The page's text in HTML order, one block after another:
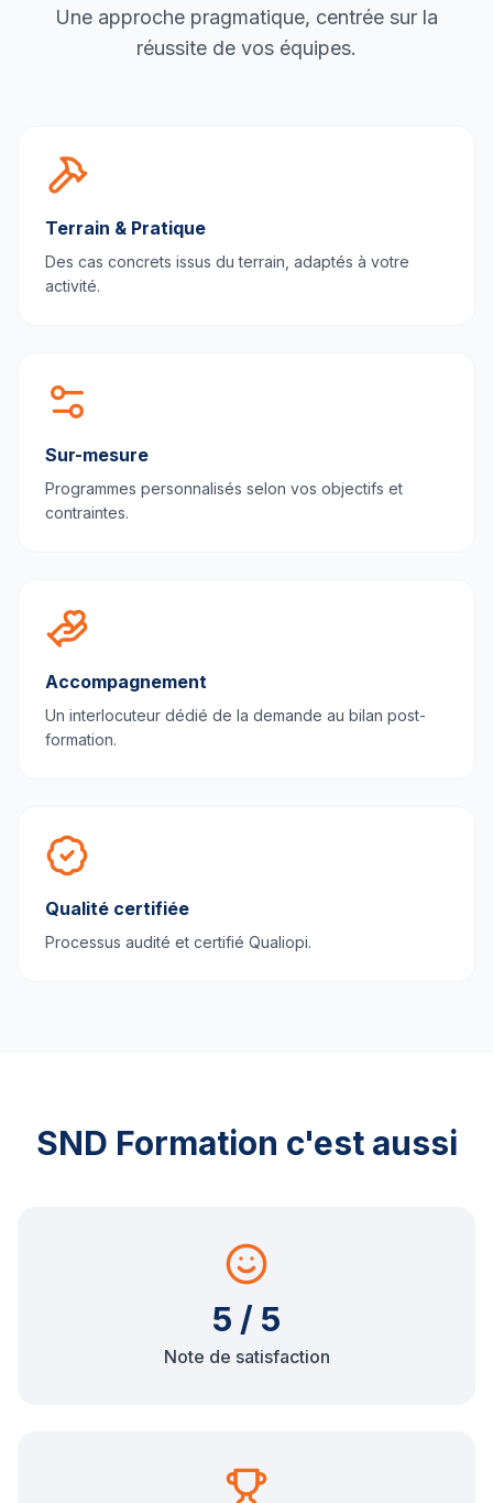
Une approche pragmatique, centrée sur la
réussite de vos équipes.
Terrain & Pratique
Des cas concrets issus du terrain, adaptés à votre
activité.
Sur-mesure
Programmes personnalisés selon vos objectifs et
contraintes.
Accompagnement
Un interlocuteur dédié de la demande au bilan post-
formation.
Qualité certifiée
Processus audité et certifié Qualiopi.
SND Formation c'est aussi
5 / 5
Note de satisfaction